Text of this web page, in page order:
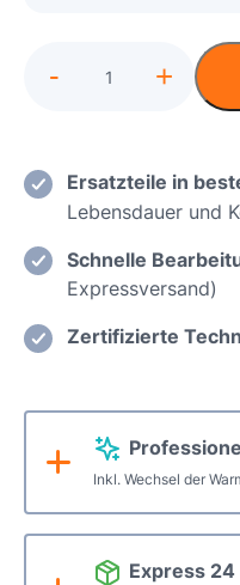
Inkl. Wechsel der
Express
HP
G10
Kurzschluss,
Reparatur
Menge
- +
Ersatzteile in
Lebensdauer und
Schnelle
Expressversand)
Zertifizierte